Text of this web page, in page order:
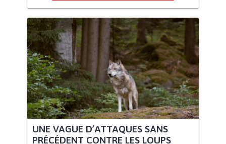
UNE VAGUE D’ATTAQUES SANS
PRÉCÉDENT CONTRE LES LOUPS